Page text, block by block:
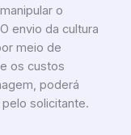
o
envio da cultura
meio de
os custos
poderá
solicitante.